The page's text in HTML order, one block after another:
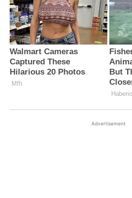
Advertisement